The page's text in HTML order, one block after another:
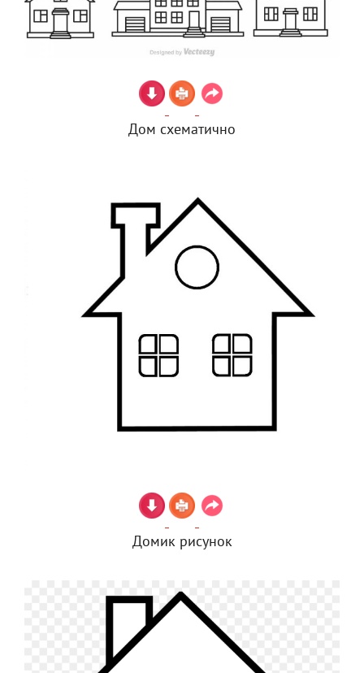
Дом схематично
Домик рисунок